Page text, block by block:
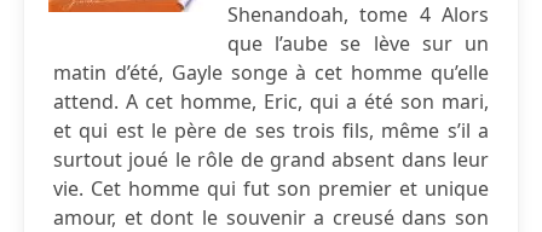
Shenandoah, tome 4 Alors
que l’aube se lève sur un
matin d’été, Gayle songe à cet homme qu’elle
attend. A cet homme, Eric, qui a été son mari,
et qui est le père de ses trois fils, même s’il a
surtout joué le rôle de grand absent dans leur
vie. Cet homme qui fut son premier et unique
amour, et dont le souvenir a creusé dans son